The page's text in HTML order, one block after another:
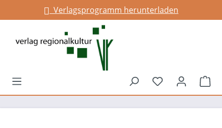
springenVerlagsprogramm herunterladen
Du hast 0